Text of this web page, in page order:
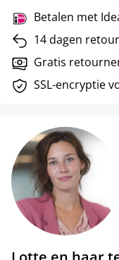
Betalen met
14 dagen
Gratis
SSL-encryptie